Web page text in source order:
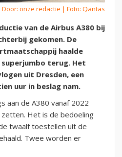
onze redactie | Foto: Qantas
van de Airbus A380 bij
gekomen. De
haalde
terug. Het
uit Dresden, een
uur in beslag nam.
aan de A380 vanaf 2022
Het is de bedoeling
twaalf toestellen uit de
Twee worden er